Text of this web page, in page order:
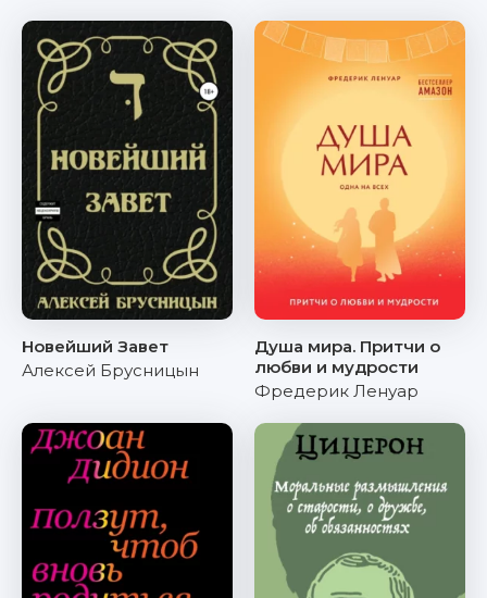
Новейший Завет
Алексей Брусницын
Душа мира. Притчи о
любви и мудрости
Фредерик Ленуар